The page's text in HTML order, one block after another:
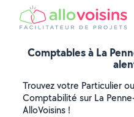
Comptables à La
Trouvez votre Particulier
Comptabilité sur La
AlloVoisins !